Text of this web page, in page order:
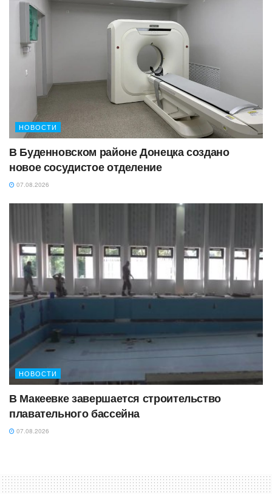
НОВОСТИ
В Буденновском районе Донецка создано
новое сосудистое отделение
07.08.2026
НОВОСТИ
В Макеевке завершается строительство
плавательного бассейна
07.08.2026